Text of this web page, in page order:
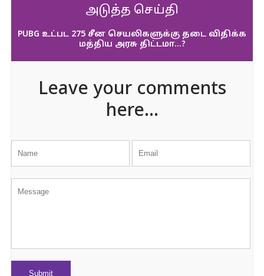
அடுத்த செய்தி
PUBG உட்பட 275 சீன செயலிகளுக்கு தடை விதிக்க
மத்திய அரசு திட்டமா…?
Leave your comments
here...